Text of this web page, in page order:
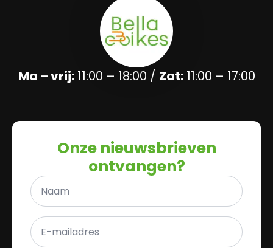
Ma – vrij:11:00 – 18:00 / Zat:11:00 – 17:00
Onze nieuwsbrieven
ontvangen?
Naam
E-
mailadres
*